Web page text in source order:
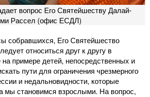
вопрос Его Святейшеству Далай-
Рассел (офис ЕСДЛ)
собравшихся, Его Святейшество
относиться друг к другу в
примере детей, непосредственных и
пути для ограничения чрезмерного
и недальновидности, которые
мы становимся взрослыми. На вопрос,